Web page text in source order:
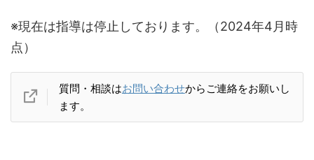
※現在は指導は停止しております。（2024年4月時
点）
質問・相談はお問い合わせからご連絡をお願いし
ます。